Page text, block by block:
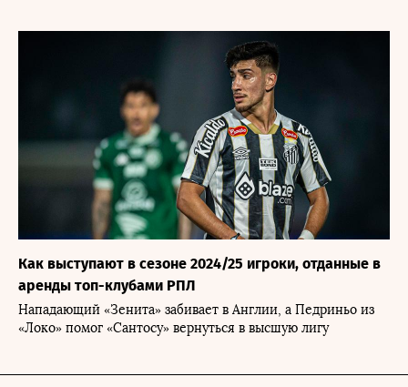
Как выступают в сезоне 2024/25 игроки, отданные в
аренды топ-клубами РПЛ
Нападающий «Зенита» забивает в Англии, а Педриньо из
«Локо» помог «Сантосу» вернуться в высшую лигу